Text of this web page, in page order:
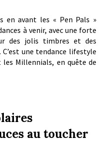
en avant les « Pen Pals »
à venir, avec une forte
des jolis timbres et des
une tendance lifestyle
Millennials, en quête de
au toucher